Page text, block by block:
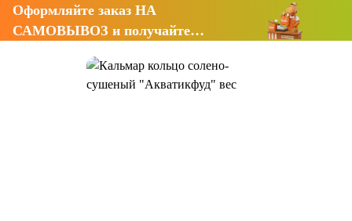
Оформляйте заказ НА
САМОВЫВОЗ и получайте